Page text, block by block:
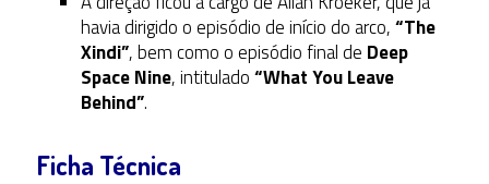
havia dirigido o episódio de início do arco,“The
Xindi”, bem como o episódio final de Deep
Space Nine, intitulado“What You Leave
Behind”.
Ficha Técnica